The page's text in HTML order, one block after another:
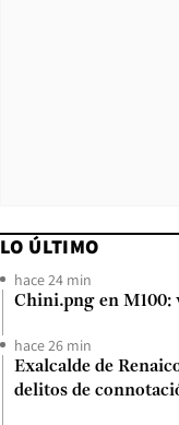
LO ÚLTIMO
hace 24 min
Chini.png en M100:
hace 26 min
Exalcalde de
delitos de